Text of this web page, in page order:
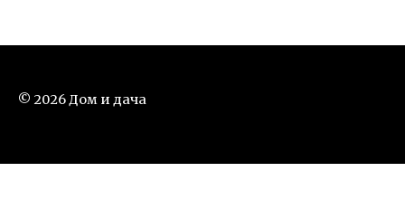
© 2026 Дом и дача